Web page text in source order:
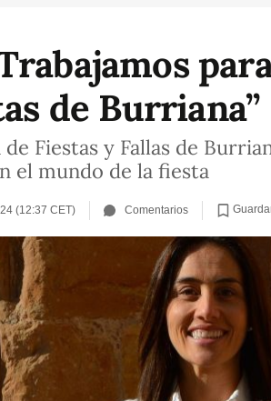
de Burriana”
Fiestas y Fallas de
el mundo de la fiesta
(12:37 CET) Comentarios